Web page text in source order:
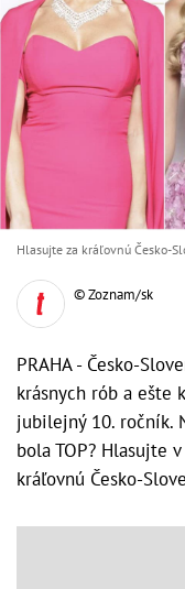
Hlasujte za kráľovnú Česko-
© Zoznam/sk
PRAHA - Česko-
krásnych rób a ešte
jubilejný 10. ročník.
bola TOP? Hlasujte
kráľovnú Česko-